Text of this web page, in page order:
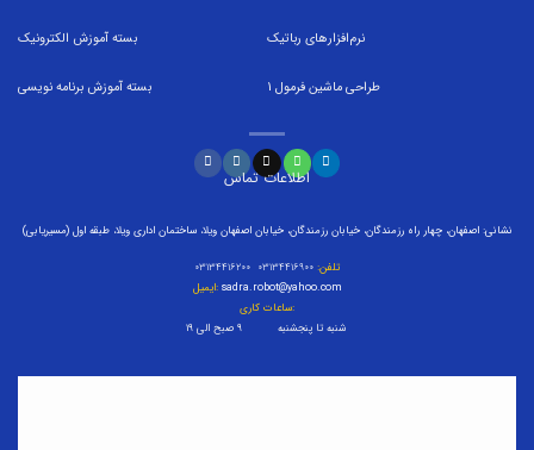
بستهآموزش الکترونیک
بستهآموزش برنامه نویسی
نرم‌افزارهای رباتیک
طراحی ماشین فرمول
اطلاعات تماس
نشانی: اصفهان، چهار راه رزمندگان، خیابان رزمندگان، خیابان اصفهان ویلا، ساختمان اداری ویلا، طبقه اول (مسیریابی)
تلفن:
ایمیل: sadra.robot@yahoo.com
ساعات کاری:
شنبه تا پنجشنبه ۹ صبح الی ۱۹